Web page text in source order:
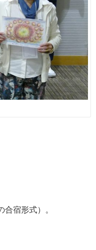
宿形式）。